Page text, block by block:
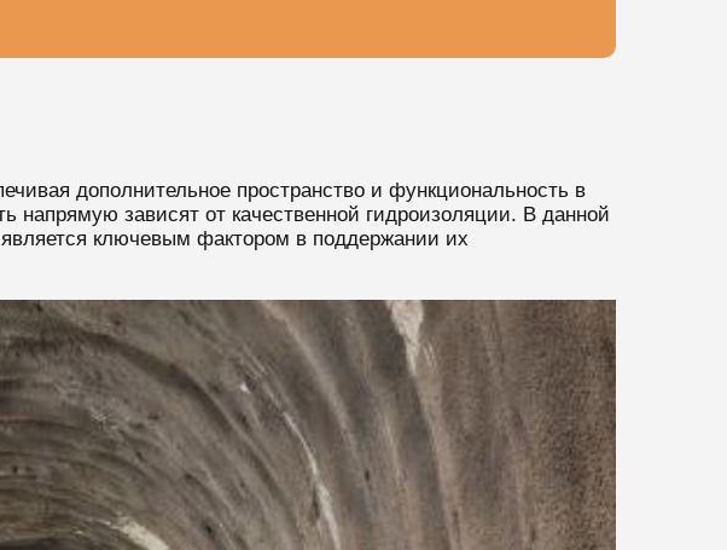
дополнительное пространство и функциональность в
напрямую зависят от качественной гидроизоляции. В данной
ключевым фактором в поддержании их